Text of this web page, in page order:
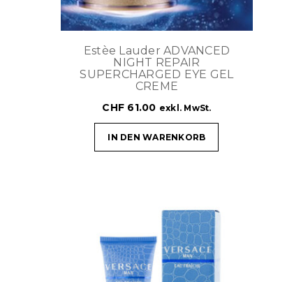
Estèe Lauder ADVANCED
NIGHT REPAIR
SUPERCHARGED EYE GEL
CREME
CHF 61.00 exkl. MwSt.
IN DEN WARENKORB